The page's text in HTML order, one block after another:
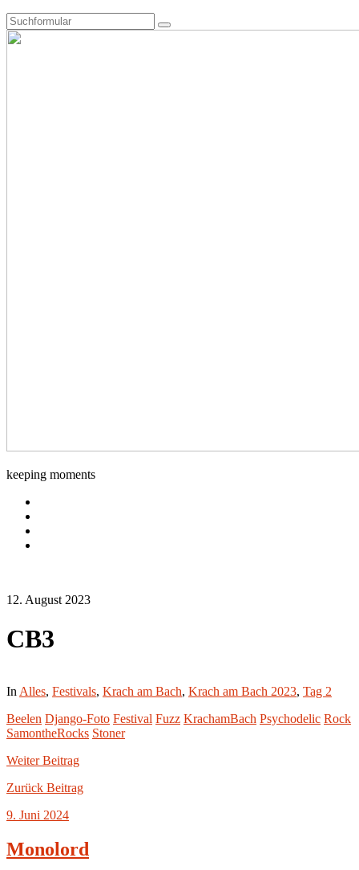
Search
Foto
keeping moments
12. August 2023
CB3
In Alles, Festivals, Krach am Bach, Krach am Bach 2023, Tag 2
Beelen Django-Foto Festival Fuzz KrachamBach Psychodelic Rock
SamontheRocks Stoner
WeiterBeitrag
Zurück Beitrag
9. Juni 2024
Monolord